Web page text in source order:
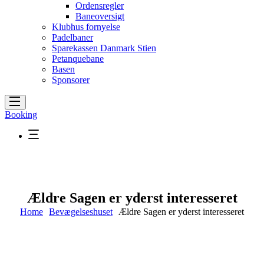
Ordensregler
Baneoversigt
Klubhus fornyelse
Padelbaner
Sparekassen Danmark Stien
Petanquebane
Basen
Sponsorer
Booking
Ældre Sagen er yderst interesseret
Home Bevægelseshuset Ældre Sagen er yderst interesseret